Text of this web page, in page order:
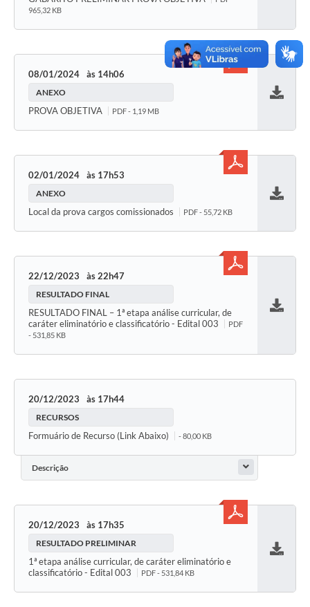
965,32 KB
08/01/2024 14h06
ANEXO
PROVA OBJETIVA PDF - 1,19 MB
02/01/2024 17h53
ANEXO
Local da prova cargos comissionados PDF - 55,72 KB
22/12/2023 22h47
RESULTADO FINAL
RESULTADO FINAL – 1ª etapa análise curricular, de
caráter eliminatório e classificatório - Edital 003
PDF
- 531,85 KB
20/12/2023 17h44
RECURSOS
Formuário de Recurso (Link Abaixo) - 80,00 KB
Descrição
20/12/2023 17h35
RESULTADO PRELIMINAR
1ª etapa análise curricular, de caráter eliminatório e
classificatório - Edital 003
PDF - 531,84 KB